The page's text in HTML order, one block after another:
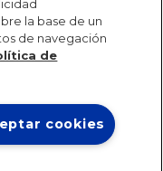
la base de un
de navegación
de
cookies